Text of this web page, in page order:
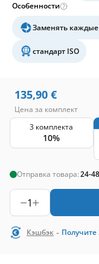
Особенности
Заменять
стандарт ISO
135,90 €
Цена за комплект
3 комплекта
10%
Отправка товара:24-
1
Кэшбэк - Получите